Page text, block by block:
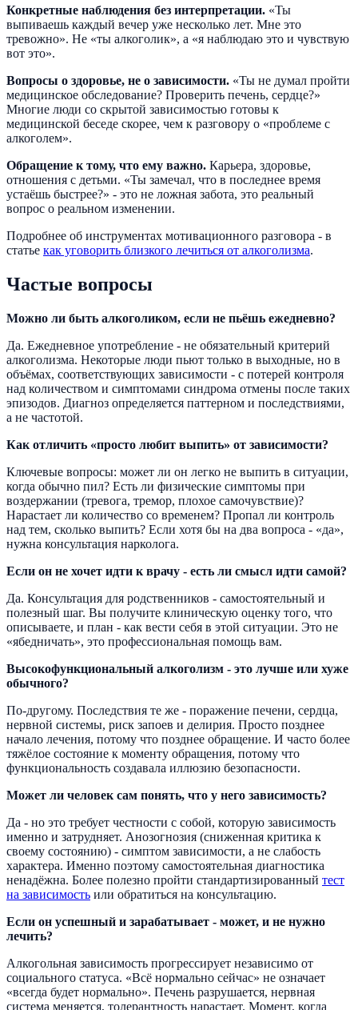
Конкретные наблюдения без интерпретации. «Ты
выпиваешь каждый вечер уже несколько лет. Мне это
тревожно». Не «ты алкоголик», а «я наблюдаю это и чувствую
вот это».
Вопросы о здоровье, не о зависимости. «Ты не думал пройти
медицинское обследование? Проверить печень, сердце?»
Многие люди со скрытой зависимостью готовы к
медицинской беседе скорее, чем к разговору о «проблеме с
алкоголем».
Обращение к тому, что ему важно. Карьера, здоровье,
отношения с детьми. «Ты замечал, что в последнее время
устаёшь быстрее?» - это не ложная забота, это реальный
вопрос о реальном изменении.
Подробнее об инструментах мотивационного разговора - в
статье как уговорить близкого лечиться от алкоголизма.
Частые вопросы
Можно ли быть алкоголиком, если не пьёшь ежедневно?
Да. Ежедневное употребление - не обязательный критерий
алкоголизма. Некоторые люди пьют только в выходные, но в
объёмах, соответствующих зависимости - с потерей контроля
над количеством и симптомами синдрома отмены после таких
эпизодов. Диагноз определяется паттерном и последствиями,
а не частотой.
Как отличить «просто любит выпить» от зависимости?
Ключевые вопросы: может ли он легко не выпить в ситуации,
когда обычно пил? Есть ли физические симптомы при
воздержании (тревога, тремор, плохое самочувствие)?
Нарастает ли количество со временем? Пропал ли контроль
над тем, сколько выпить? Если хотя бы на два вопроса - «да»,
нужна консультация нарколога.
Если он не хочет идти к врачу - есть ли смысл идти самой?
Да. Консультация для родственников - самостоятельный и
полезный шаг. Вы получите клиническую оценку того, что
описываете, и план - как вести себя в этой ситуации. Это не
«ябедничать», это профессиональная помощь вам.
Высокофункциональный алкоголизм - это лучше или хуже
обычного?
По-другому. Последствия те же - поражение печени, сердца,
нервной системы, риск запоев и делирия. Просто позднее
начало лечения, потому что позднее обращение. И часто более
тяжёлое состояние к моменту обращения, потому что
функциональность создавала иллюзию безопасности.
Может ли человек сам понять, что у него зависимость?
Да - но это требует честности с собой, которую зависимость
именно и затрудняет. Анозогнозия (сниженная критика к
своему состоянию) - симптом зависимости, а не слабость
характера. Именно поэтому самостоятельная диагностика
ненадёжна. Более полезно пройти стандартизированный тест
на зависимость или обратиться на консультацию.
Если он успешный и зарабатывает - может, и не нужно
лечить?
Алкогольная зависимость прогрессирует независимо от
социального статуса. «Всё нормально сейчас» не означает
«всегда будет нормально». Печень разрушается, нервная
система меняется, толерантность нарастает. Момент, когда